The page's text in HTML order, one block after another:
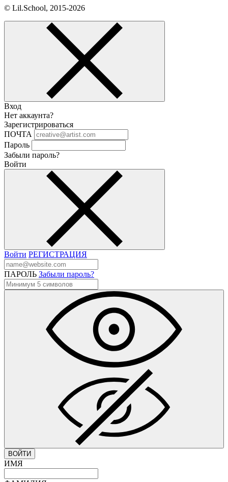
© Lil.School, 2015‐2026
Вход
Нет аккаунта?
Зарегистрироваться
ПОЧТА
Пароль
Забыли пароль?
Войти
Войти РЕГИСТРАЦИЯ
ПАРОЛЬ Забыли пароль?
ВОЙТИ
ИМЯ